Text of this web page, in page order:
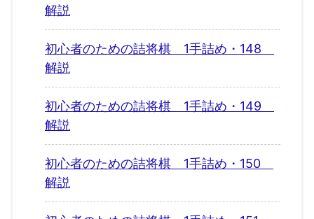
解説
初心者のための詰将棋 1手詰め・148
解説
初心者のための詰将棋 1手詰め・149
解説
初心者のための詰将棋 1手詰め・150
解説